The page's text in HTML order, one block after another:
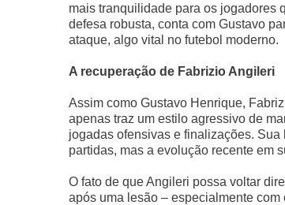
mais tranquilidade para os jogadores
defesa robusta, conta com Gustavo
ataque, algo vital no futebol moderno.
A recuperação de Fabrizio Angileri
Assim como Gustavo Henrique,
apenas traz um estilo agressivo de
jogadas ofensivas e finalizações.
partidas, mas a evolução recente em
O fato de que Angileri possa voltar
após uma lesão – especialmente